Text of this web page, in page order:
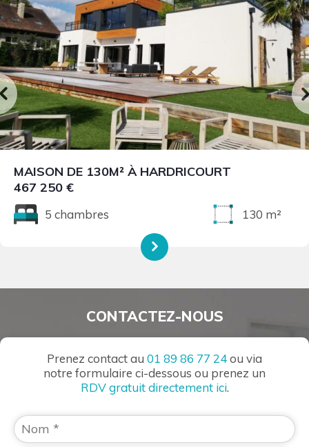
MAISON DE 130M² À HARDRICOURT
467 250 €
5 chambres 130 m²
CONTACTEZ-NOUS
Prenez contact au 01 89 86 77 24ou via
notre formulaire ci-dessous ou prenez un
RDV gratuit directement ici.